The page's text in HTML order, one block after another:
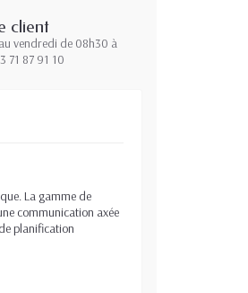
client
vendredi de 08h30 à
71 87 91 10
La gamme de
communication axée
planification